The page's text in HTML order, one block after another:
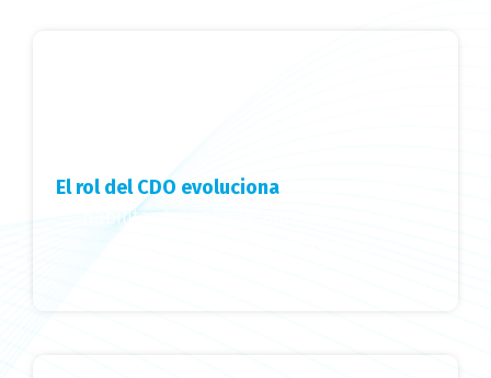
El rol del CDO evoluciona
habilitar tecnología, sino de conectar